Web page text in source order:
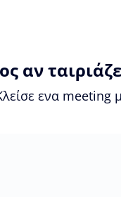
αν
ενα meeting